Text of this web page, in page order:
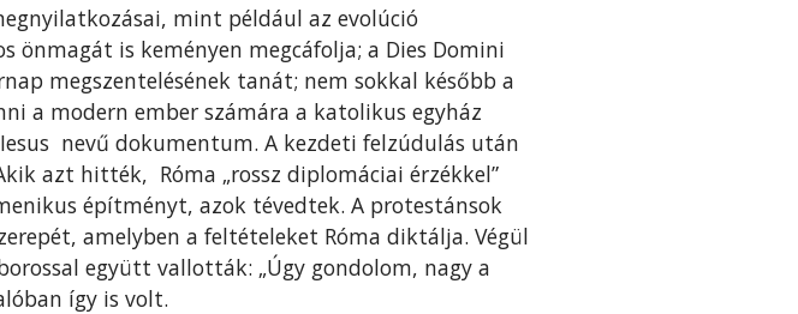
mint például az evolúció
önmagát is keményen megcáfolja; a Dies Domini
megszentelésének tanát; nem sokkal később a
a modern ember számára a katolikus egyház
nevű dokumentum. A kezdeti felzúdulás után
azt hitték, Róma „rossz diplomáciai érzékkel”
építményt, azok tévedtek. A protestánsok
amelyben a feltételeket Róma diktálja. Végül
együtt vallották: „Úgy gondolom, nagy a
így is volt.